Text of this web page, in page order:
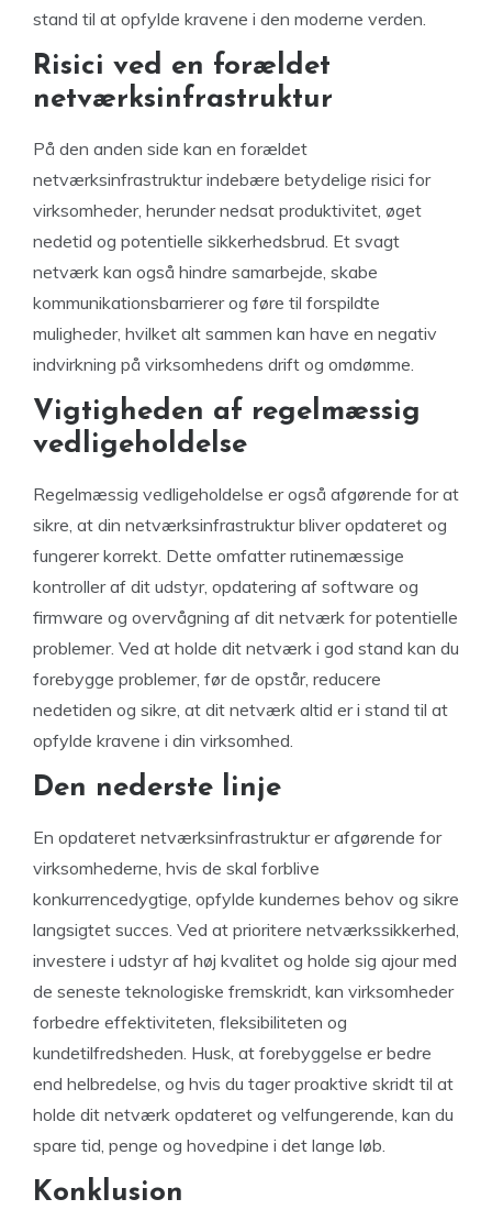
stand til at opfylde kravene i den moderne verden.
Risici ved en forældet
netværksinfrastruktur
På den anden side kan en forældet
netværksinfrastruktur indebære betydelige risici for
virksomheder, herunder nedsat produktivitet, øget
nedetid og potentielle sikkerhedsbrud. Et svagt
netværk kan også hindre samarbejde, skabe
kommunikationsbarrierer og føre til forspildte
muligheder, hvilket alt sammen kan have en negativ
indvirkning på virksomhedens drift og omdømme.
Vigtigheden af regelmæssig
vedligeholdelse
Regelmæssig vedligeholdelse er også afgørende for at
sikre, at din netværksinfrastruktur bliver opdateret og
fungerer korrekt. Dette omfatter rutinemæssige
kontroller af dit udstyr, opdatering af software og
firmware og overvågning af dit netværk for potentielle
problemer. Ved at holde dit netværk i god stand kan du
forebygge problemer, før de opstår, reducere
nedetiden og sikre, at dit netværk altid er i stand til at
opfylde kravene i din virksomhed.
Den nederste linje
En opdateret netværksinfrastruktur er afgørende for
virksomhederne, hvis de skal forblive
konkurrencedygtige, opfylde kundernes behov og sikre
langsigtet succes. Ved at prioritere netværkssikkerhed,
investere i udstyr af høj kvalitet og holde sig ajour med
de seneste teknologiske fremskridt, kan virksomheder
forbedre effektiviteten, fleksibiliteten og
kundetilfredsheden. Husk, at forebyggelse er bedre
end helbredelse, og hvis du tager proaktive skridt til at
holde dit netværk opdateret og velfungerende, kan du
spare tid, penge og hovedpine i det lange løb.
Konklusion